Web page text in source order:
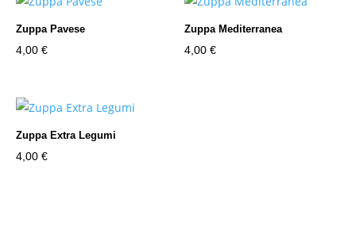
Zuppa Pavese
4,00 €
Zuppa Mediterranea
4,00€
Zuppa Extra Legumi
4,00 €